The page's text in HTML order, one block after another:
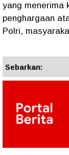
yang menerima
penghargaan
Polri,
Sebarkan: